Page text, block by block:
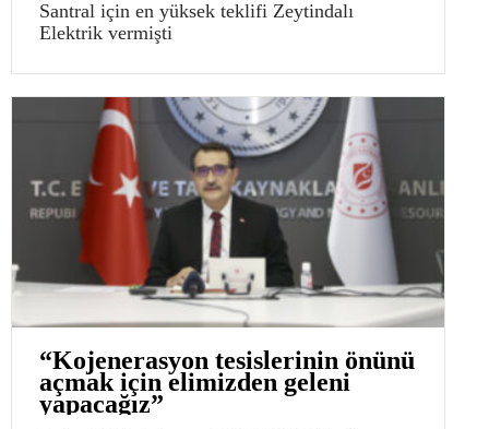
Santral için en yüksek teklifi Zeytindalı
Elektrik vermişti
“Kojenerasyon tesislerinin önünü
açmak için elimizden geleni
yapacağız”